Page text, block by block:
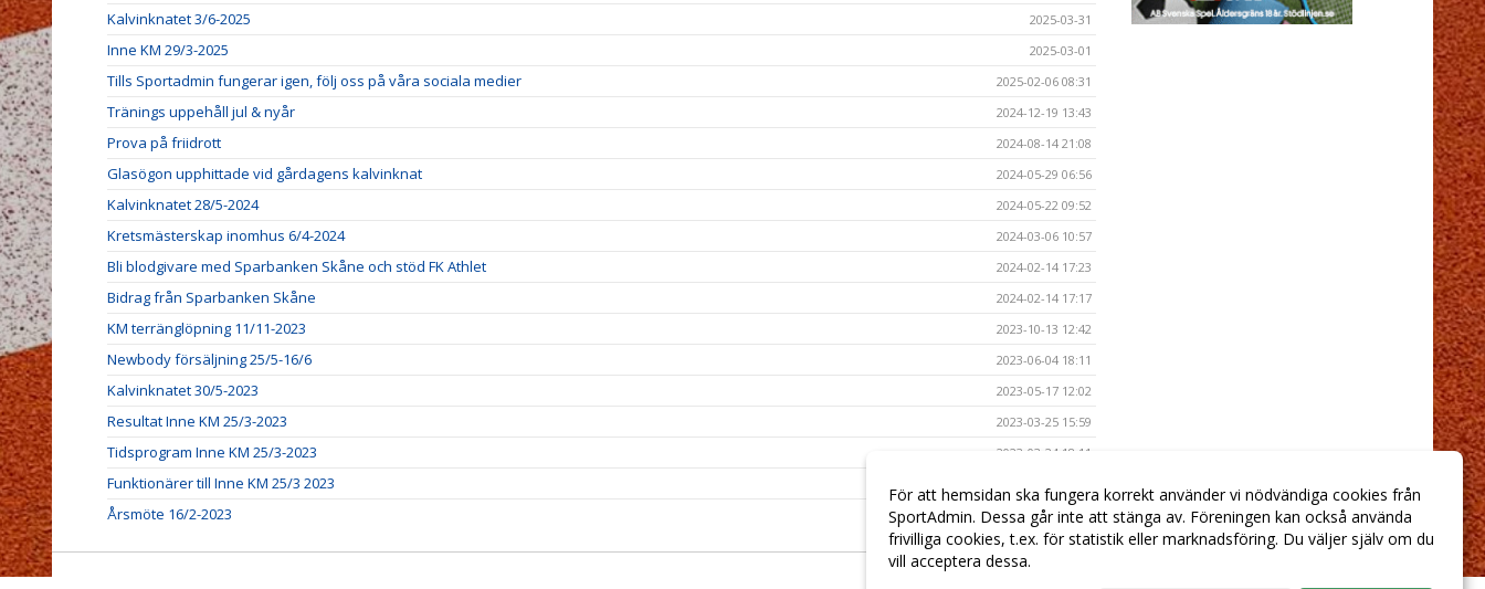
Kalvinknatet 3/6-2025 2025-03-31
Inne KM 29/3-2025 2025-03-01
Tills Sportadmin fungerar igen, följ oss på våra sociala medier 2025-02-06 08:31
Tränings uppehåll jul & nyår 2024-12-19 13:43
Prova på friidrott 2024-08-14 21:08
Glasögon upphittade vid gårdagens kalvinknat 2024-05-29 06:56
Kalvinknatet 28/5-2024 2024-05-22 09:52
Kretsmästerskap inomhus 6/4-2024 2024-03-06 10:57
Bli blodgivare med Sparbanken Skåne och stöd FK Athlet 2024-02-14 17:23
Bidrag från Sparbanken Skåne 2024-02-14 17:17
KM terränglöpning 11/11-2023 2023-10-13 12:42
Newbody försäljning 25/5-16/6 2023-06-04 18:11
Kalvinknatet 30/5-2023 2023-05-17 12:02
Resultat Inne KM 25/3-2023 2023-03-25 15:59
Tidsprogram Inne KM 25/3-2023 2023-03-24 18:11
Funktionärer till Inne KM 25/3 2023
Årsmöte 16/2-2023 2022-12-20 07:00
För att hemsidan ska fungera korrekt använder vi nödvändiga cookies från
SportAdmin. Dessa går inte att stänga av. Föreningen kan också använda
frivilliga cookies, t.ex. för statistik eller marknadsföring. Du väljer själv om du
vill acceptera dessa.